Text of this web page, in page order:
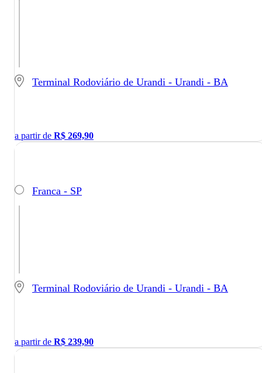
Terminal Rodoviário de Urandi - Urandi - BA
a partir de R$ 269,90
Franca - SP
Terminal Rodoviário de Urandi - Urandi - BA
a partir de R$ 239,90